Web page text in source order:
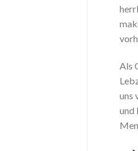
Als
uns
und